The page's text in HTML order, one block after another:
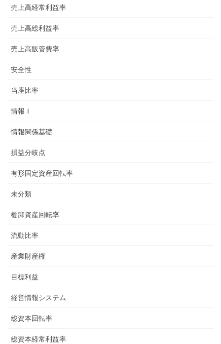
売上高経常利益率
売上高総利益率
売上高販管費率
安全性
当座比率
情報Ⅰ
情報関係基礎
損益分岐点
有形固定資産回転率
未分類
棚卸資産回転率
流動比率
産業財産権
目標利益
経営情報システム
総資本回転率
総資本経常利益率